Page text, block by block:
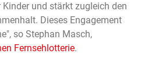
und stärkt zugleich den
Dieses Engagement
so Stephan Masch,
Fernsehlotterie.